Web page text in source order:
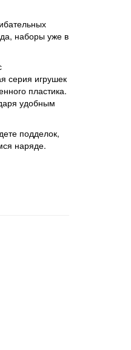
наборы уже в
серия игрушек
пластика.
удобным
подделок,
наряде.